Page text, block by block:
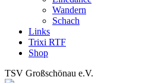
Wandern
Schach
Links
Trixi RTF
Shop
TSV Großschönau e.V.